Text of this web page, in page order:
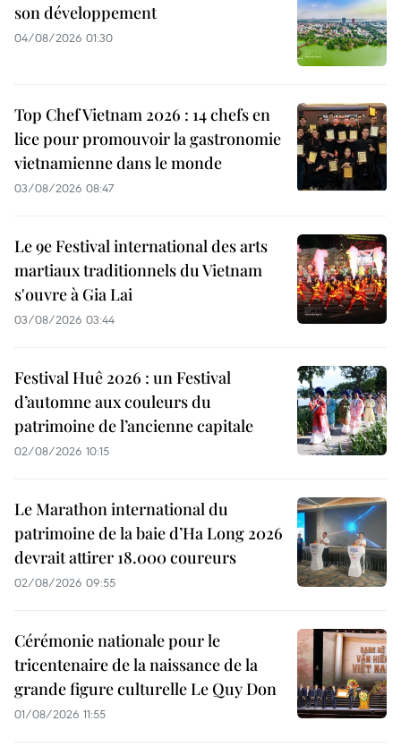
son développement
04/08/2026 01:30
Top Chef Vietnam 2026 : 14 chefs en
lice pour promouvoir la gastronomie
vietnamienne dans le monde
03/08/2026 08:47
Le 9e Festival international des arts
martiaux traditionnels du Vietnam
s'ouvre à Gia Lai
03/08/2026 03:44
Festival Huê 2026 : un Festival
d’automne aux couleurs du
patrimoine de l’ancienne capitale
02/08/2026 10:15
Le Marathon international du
patrimoine de la baie d’Ha Long 2026
devrait attirer 18.000 coureurs
02/08/2026 09:55
Cérémonie nationale pour le
tricentenaire de la naissance de la
grande figure culturelle Le Quy Don
01/08/2026 11:55